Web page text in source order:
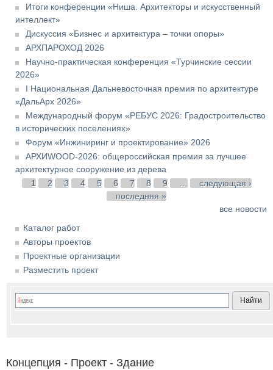
Итоги конференции «Ниша. Архитекторы и искусственный
интеллект»
Дискуссия «Бизнес и архитектура – точки опоры»
АРХПАРОХОД 2026
Научно-практическая конференция «Турчинские сессии
2026»
I Национальная Дальневосточная премия по архитектуре
«ДальАрх 2026»
Международный форум «РЕБУС 2026: Градостроительство
в исторических поселениях»
Форум «Инжиниринг и проектирование» 2026
АРХИWOOD-2026: общероссийская премия за лучшее
архитектурное сооружение из дерева
Страницы
1 2 3 4 5 6 7 8 9
следующая ›
последняя »
все новости
Каталог работ
Авторы проектов
Проектные организации
Разместить проект
Концепция - Проект - Здание